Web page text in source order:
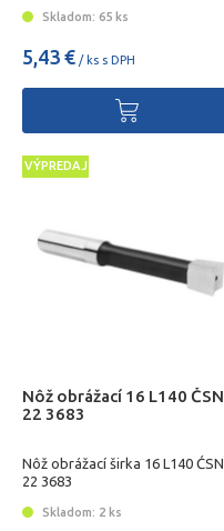
Skladom: 65 ks
5,43 € / ks s DPH
VÝPREDAJ
Nôž obrážací 16 L140 ČSN
22 3683
Nôž obrážací širka 16 L140 ĆSN
22 3683
Skladom: 2 ks